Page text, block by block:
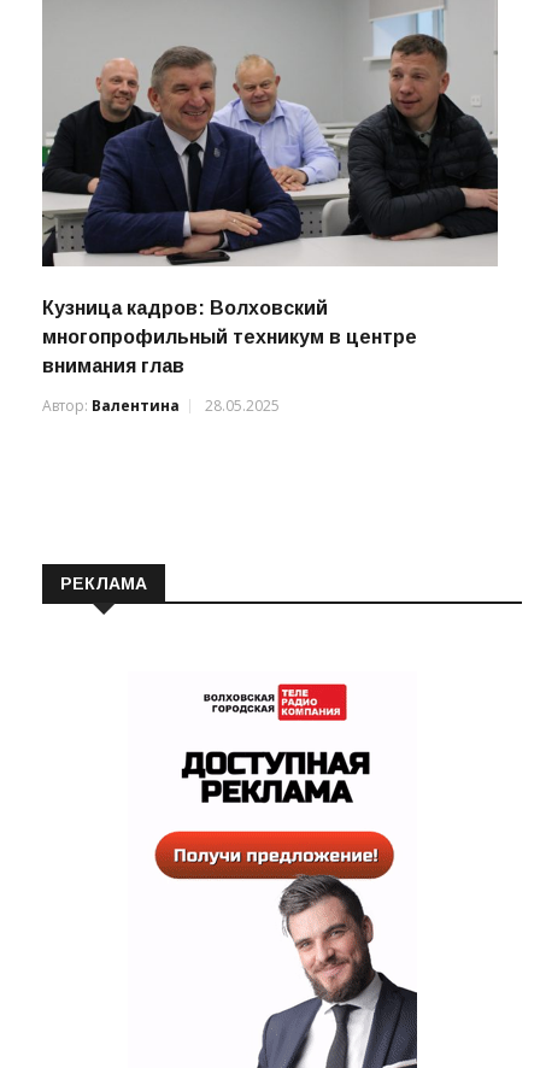
Кузница кадров: Волховский
внимания глав